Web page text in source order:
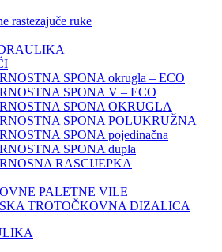
rastezajuče ruke
SPONA okrugla – ECO
SPONA V – ECO
SPONA OKRUGLA
SPONA POLUKRUŽNA
SPONA pojedinačna
SPONA dupla
RASCIJEPKA
PALETNE VILE
TROTOČKOVNA DIZALICA